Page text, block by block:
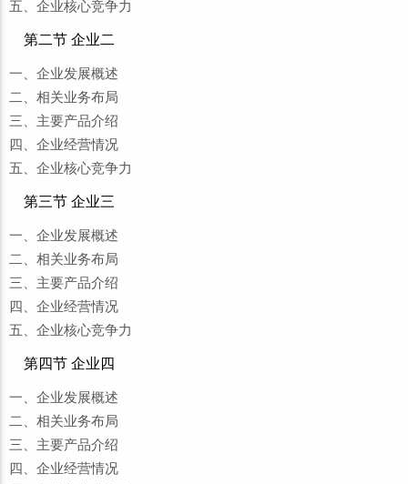
五、企业核心竞争力
第二节 企业二
一、企业发展概述
二、相关业务布局
三、主要产品介绍
四、企业经营情况
五、企业核心竞争力
第三节 企业三
一、企业发展概述
二、相关业务布局
三、主要产品介绍
四、企业经营情况
五、企业核心竞争力
第四节 企业四
一、企业发展概述
二、相关业务布局
三、主要产品介绍
四、企业经营情况